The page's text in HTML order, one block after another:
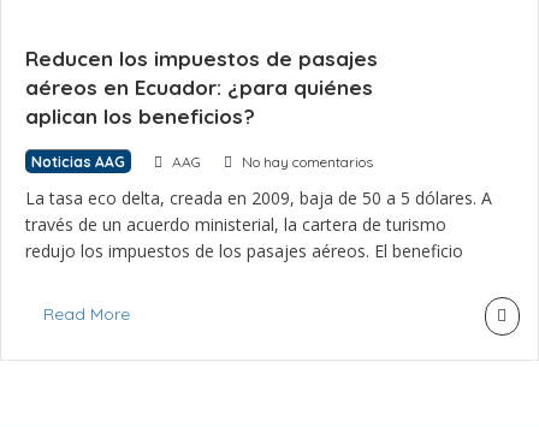
Reducen los impuestos de pasajes
aéreos en Ecuador: ¿para quiénes
aplican los beneficios?
Noticias AAG AAG No hay comentarios
La tasa eco delta, creada en 2009, baja de 50 a 5 dólares. A
través de un acuerdo ministerial, la cartera de turismo
redujo los impuestos de los pasajes aéreos. El beneficio
primera vez al país o para las que abran nuevas rutas a los
Read More